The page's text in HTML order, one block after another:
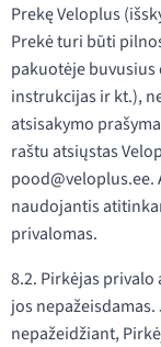
Prekę Veloplus
Prekė turi būti
pakuotėje
instrukcijas ir kt.),
atsisakymo
raštu atsiųstas
naudojantis
privalomas.
8.2. Pirkėjas
jos
nepažeidžiant,